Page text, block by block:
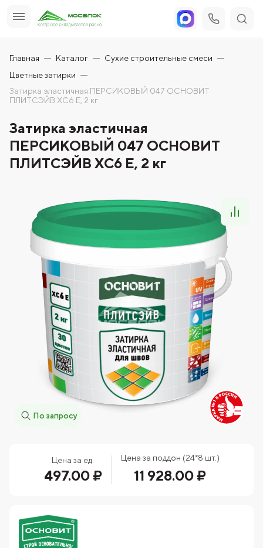
Главная Каталог
Сухие строительные смеси
Цветные затирки
Затирка эластичная ПЕРСИКОВЫЙ 047 ОСНОВИТ
ПЛИТСЭЙВ XC6 Е, 2 кг
Затирка эластичная
ПЕРСИКОВЫЙ 047 ОСНОВИТ
ПЛИТСЭЙВ XC6 Е, 2 кг
По запросу
Цена за ед.
497.00 ₽
Цена за поддон (24*8 шт.)
11 928.00 ₽